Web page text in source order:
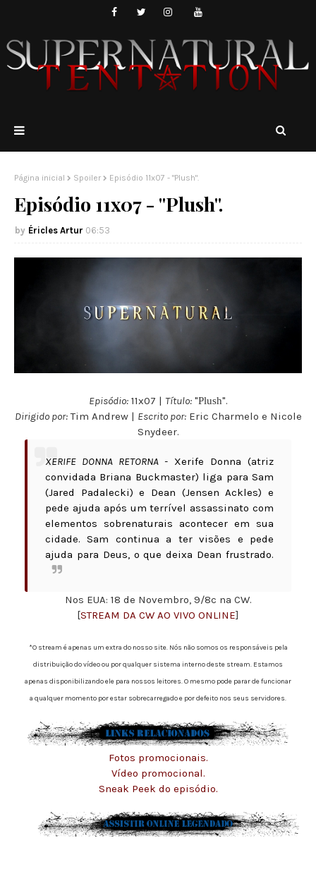
Página inicial Spoiler Episódio 11x07 - "Plush".
Episódio 11x07 - "Plush".
Éricles Artur 06:53
Episódio:11x07 | Título:"Plush".
Dirigido por: Tim Andrew| Escrito por: Eric Charmelo e Nicole
Snydeer.
XERIFE DONNA RETORNA - Xerife Donna (atriz
convidada Briana Buckmaster) liga para Sam
(Jared Padalecki) e Dean (Jensen Ackles) e
pede ajuda após um terrível assassinato com
elementos sobrenaturais acontecer em sua
cidade. Sam continua a ter visões e pede
ajuda para Deus, o que deixa Dean frustrado.
Nos EUA: 18 de Novembro, 9/8c na CW.
[STREAM DA CW AO VIVO ONLINE]
*O stream é apenas um extra do nosso site. Nós não somos os responsáveis pela
distribuição do vídeo ou por qualquer sistema interno deste stream. Estamos
apenas disponibilizando ele para nossos leitores. O mesmo pode parar de funcionar
a qualquer momento por estar sobrecarregado e por defeito nos seus servidores.
Fotos promocionais.
Vídeo promocional.
Sneak Peek do episódio.